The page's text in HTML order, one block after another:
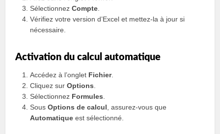
SélectionnezCompte
Vérifiez votre version d’Excel et mettez-la à jour si
nécessaire.
Activation du calcul automatique
Accédez à l’onglet Fichier.
Cliquez surOptions
Sélectionnez Formules
SousOptions de calcul , assurez-vous que
Automatique est sélectionné.